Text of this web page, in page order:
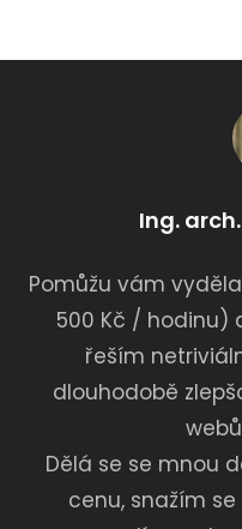
Ing.
Pomůžu vám
500 Kč / hodinu)
řeším
dlouhodobě
Dělá se se mnou
cenu, snažím